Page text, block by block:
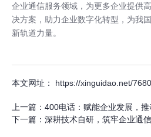
企业通信服务领域，为更多企业提供
决方案，助力企业数字化转型，为我
新轨道力量。
本文网址： https://xinguidao.net/
上一篇： 400电话：赋能企业发展，
下一篇： 深耕技术自研，筑牢企业通